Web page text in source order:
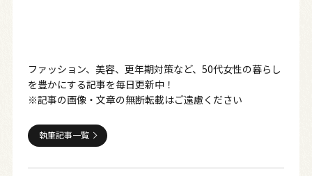
ファッション、美容、更年期対策など、50代女性の暮らし
を豊かにする記事を毎日更新中！
※記事の画像・文章の無断転載はご遠慮ください
執筆記事一覧